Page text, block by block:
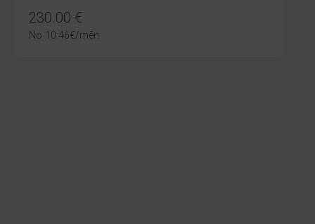
230.00 €
No 10.46€/mēn.